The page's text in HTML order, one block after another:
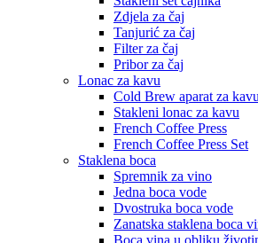
Zdjela za čaj
Tanjurić za čaj
Filter za čaj
Pribor za čaj
Lonac za kavu
Cold Brew aparat za kavu
Stakleni lonac za kavu
French Coffee Press
French Coffee Press Set
Staklena boca
Spremnik za vino
Jedna boca vode
Dvostruka boca vode
Zanatska staklena boca
Boca vina u obliku